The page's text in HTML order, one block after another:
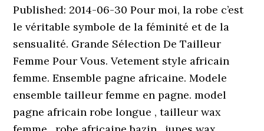
Published: 2014-06-30 Pour moi, la robe c’est
le véritable symbole de la féminité et de la
sensualité. Grande Sélection De Tailleur
Femme Pour Vous. Vetement style africain
femme. Ensemble pagne africaine. Modele
ensemble tailleur femme en pagne. model
pagne africain robe longue , tailleur wax